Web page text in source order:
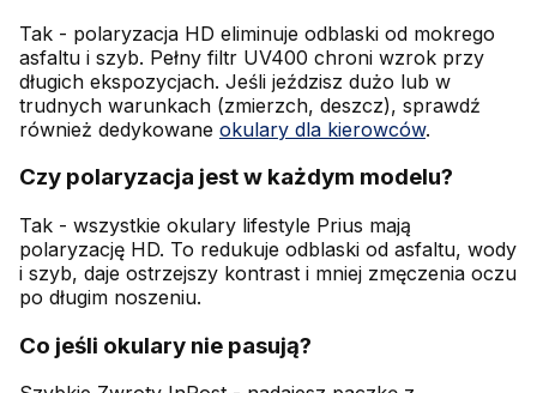
Tak - polaryzacja HD eliminuje odblaski od mokrego
asfaltu i szyb. Pełny filtr UV400 chroni wzrok przy
długich ekspozycjach. Jeśli jeździsz dużo lub w
trudnych warunkach (zmierzch, deszcz), sprawdź
również dedykowane okulary dla kierowców.
Czy polaryzacja jest w każdym modelu?
Tak - wszystkie okulary lifestyle Prius mają
polaryzację HD. To redukuje odblaski od asfaltu, wody
i szyb, daje ostrzejszy kontrast i mniej zmęczenia oczu
po długim noszeniu.
Co jeśli okulary nie pasują?